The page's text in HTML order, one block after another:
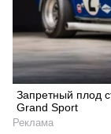
Запретный плод
Grand Sport
Реклама